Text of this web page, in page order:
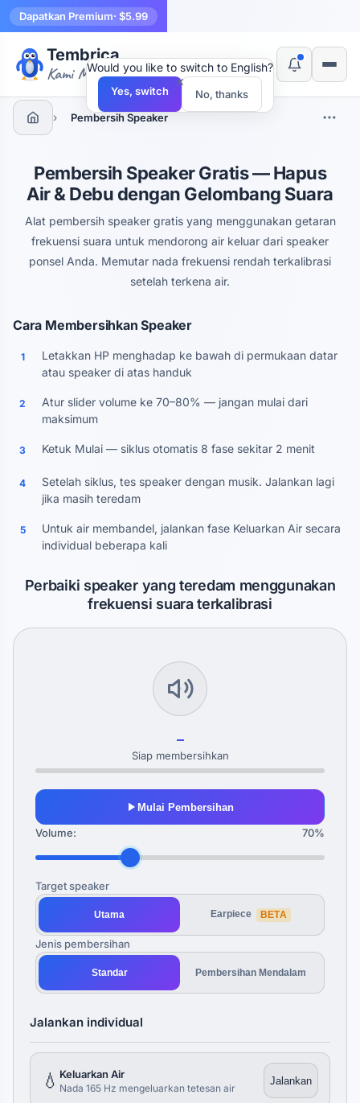
Dapatkan Premium· $5.99
Tembrica
Kami Membuat Alat
› Pembersih Speaker
Pembersih Speaker Gratis — Hapus
Air & Debu dengan Gelombang Suara
Alat pembersih speaker gratis yang menggunakan getaran
frekuensi suara untuk mendorong air keluar dari speaker
ponsel Anda. Memutar nada frekuensi rendah terkalibrasi
setelah terkena air.
Cara Membersihkan Speaker
1
Letakkan HP menghadap ke bawah di permukaan datar
atau speaker di atas handuk
2
Atur slider volume ke 70–80% — jangan mulai dari
maksimum
3 Ketuk Mulai — siklus otomatis 8 fase sekitar 2 menit
4
Setelah siklus, tes speaker dengan musik. Jalankan lagi
jika masih teredam
5
Untuk air membandel, jalankan fase Keluarkan Air secara
individual beberapa kali
Perbaiki speaker yang teredam menggunakan
frekuensi suara terkalibrasi
—
Siap membersihkan
Mulai Pembersihan
Volume: 70%
Target speaker
Utama Earpiece BETA
Jenis pembersihan
Standar Pembersihan Mendalam
Jalankan individual
💧 Keluarkan Air
Nada 165 Hz mengeluarkan tetesan air
Jalankan
×
Would you like to switch to English?
Yes, switch No, thanks